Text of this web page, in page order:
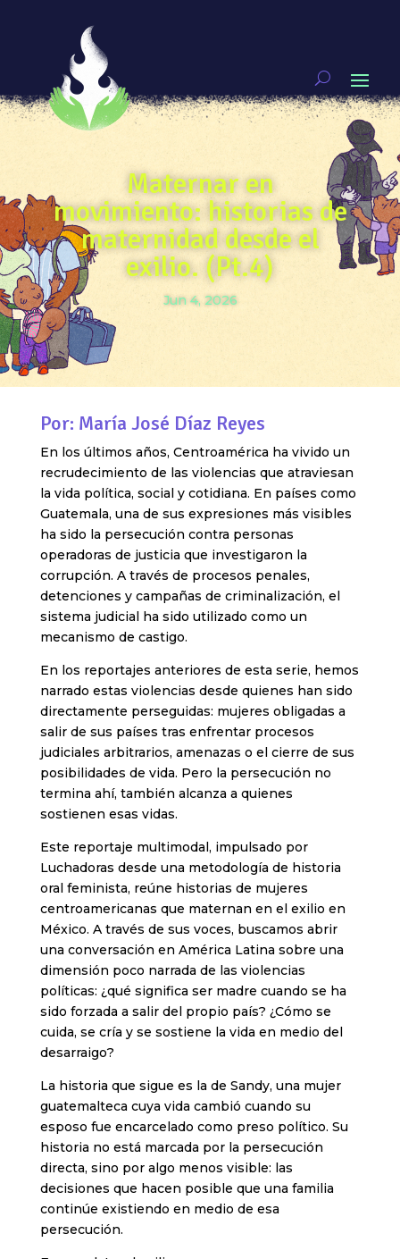
Maternar en
movimiento: historias de
maternidad desde el
exilio. (Pt.4)
Jun 4, 2026
Por: María José Díaz Reyes
En los últimos años, Centroamérica ha vivido un
recrudecimiento de las violencias que atraviesan
la vida política, social y cotidiana. En países como
Guatemala, una de sus expresiones más visibles
ha sido la persecución contra personas
operadoras de justicia que investigaron la
corrupción. A través de procesos penales,
detenciones y campañas de criminalización, el
sistema judicial ha sido utilizado como un
mecanismo de castigo.
En los reportajes anteriores de esta serie, hemos
narrado estas violencias desde quienes han sido
directamente perseguidas: mujeres obligadas a
salir de sus países tras enfrentar procesos
judiciales arbitrarios, amenazas o el cierre de sus
posibilidades de vida. Pero la persecución no
termina ahí, también alcanza a quienes
sostienen esas vidas.
Este reportaje multimodal, impulsado por
Luchadoras desde una metodología de historia
oral feminista, reúne historias de mujeres
centroamericanas que maternan en el exilio en
México. A través de sus voces, buscamos abrir
una conversación en América Latina sobre una
dimensión poco narrada de las violencias
políticas: ¿qué significa ser madre cuando se ha
sido forzada a salir del propio país? ¿Cómo se
cuida, se cría y se sostiene la vida en medio del
desarraigo?
La historia que sigue es la de Sandy, una mujer
guatemalteca cuya vida cambió cuando su
esposo fue encarcelado como preso político. Su
historia no está marcada por la persecución
directa, sino por algo menos visible: las
decisiones que hacen posible que una familia
continúe existiendo en medio de esa
persecución.